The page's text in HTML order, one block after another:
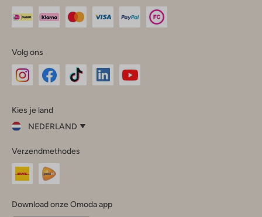
Volg ons
InstagramFacebook
Kies je land
NEDERLAND
je
land
Nederland
Verzendmethodes
Download onze Omoda app